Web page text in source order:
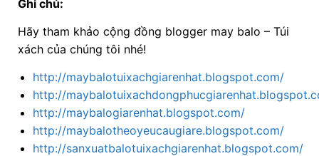
Ghi chú:
Hãy tham khảo cộng đồng blogger may balo – Túi
xách của chúng tôi nhé!
http://maybalotuixachgiarenhat.blogspot.com/
http://
http://maybalogiarenhat.blogspot.com/
http://maybalotheoyeucaugiare.blogspot.com/
http://sanxuatbalotuixachgiarenhat.blogspot.com/